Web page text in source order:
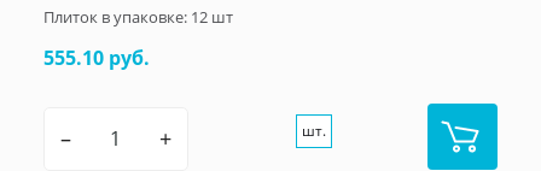
Плиток в упаковке: 12 шт
555.10 руб.
– + шт.